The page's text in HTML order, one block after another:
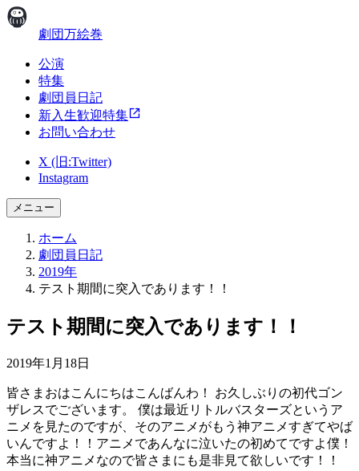
劇団万絵巻
公演
特集
劇団員日記
新入生歓迎特集
お問い合わせ
X (旧:Twitter)
Instagram
メニュー
ホーム
劇団員日記
2019年
テスト期間に突入であります！！
テスト期間に突入であります！！
2019年1月18日
皆さまおはこんにちはこんばんわ！ お久しぶりの初代ゴン
ザレスでございます。 僕は最近リトルバスターズというア
ニメを見たのですが、そのアニメがもう神アニメすぎてやば
いんですよ！！アニメであんなに泣いたの初めてですよ僕！
本当に神アニメなので皆さまにも是非見て欲しいです！！